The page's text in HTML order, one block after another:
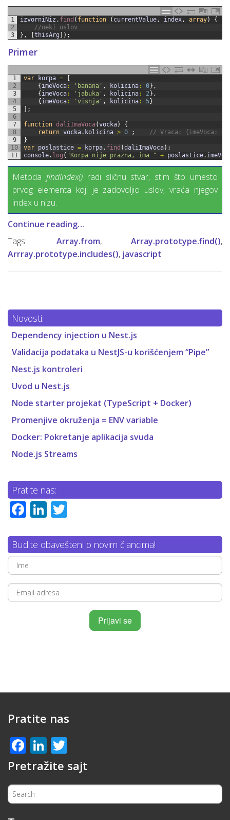
1
2
3
izvorniNiz . find ( function ( currentValue, index, array)
{
//neki uslov
} , thisArg ) ;
Primer
1
2
3
4
5
6
7
8
9
10
11
var korpa =
{ imeVoca : 'banana' , kolicina : 0} ,
{ imeVoca : 'jabuka' , kolicina : 2} ,
{ imeVoca : 'visnja' , kolicina : 5}
;
function daliImaVoca(vocka)
{
return vocka. kolicina > 0 ;
// Vraca: {imeVoca:
}
var poslastice = korpa. find (daliImaVoca) ;
console. log ( "Korpa nije prazna, ima " + poslastice.
Metoda findIndex()radi sličnu stvar, stim što umesto
prvog elementa koji je zadovoljio uslov, vraća njegov
index u nizu.
Continue reading…
Tags: Array.from, Array.prototype.find(),
Arrray.prototype.includes(), javascript
Novosti:
Dependency injection u Nest.js
Validacija podataka u NestJS-u korišćenjem “Pipe”
Nest.js kontroleri
Uvod u Nest.js
Node starter projekat (TypeScript + Docker)
Promenjive okruženja = ENV variable
Docker: Pokretanje aplikacija svuda
Node.js Streams
Pratite nas:
Facebook
LinkedIn
Budite obavešteni o novim člancima!
Pratite nas
Facebook
LinkedIn
Pretražite sajt